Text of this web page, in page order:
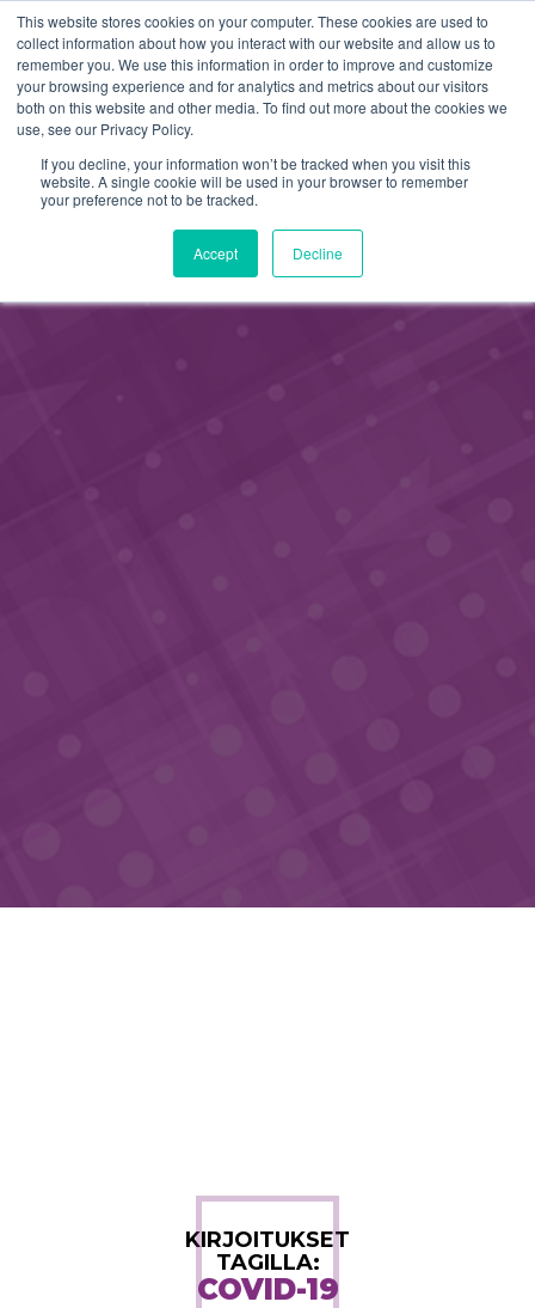
This website stores cookies on your computer. These cookies are used to
collect information about how you interact with our website and allow us to
remember you. We use this information in order to improve and customize
your browsing experience and for analytics and metrics about our visitors
both on this website and other media. To find out more about the cookies we
use, see our Privacy Policy.
If you decline, your information won’t be tracked when you visit this
website. A single cookie will be used in your browser to remember
your preference not to be tracked.
Accept Decline
FI
EN
KIRJOITUKSET
TAGILLA:
COVID-19